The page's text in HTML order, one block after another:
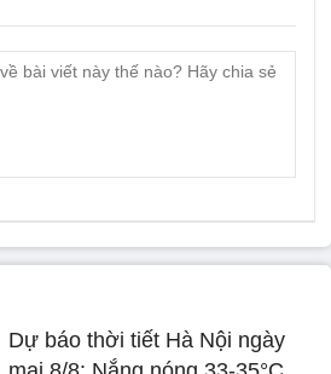
Dự báo thời tiết Hà Nội ngày